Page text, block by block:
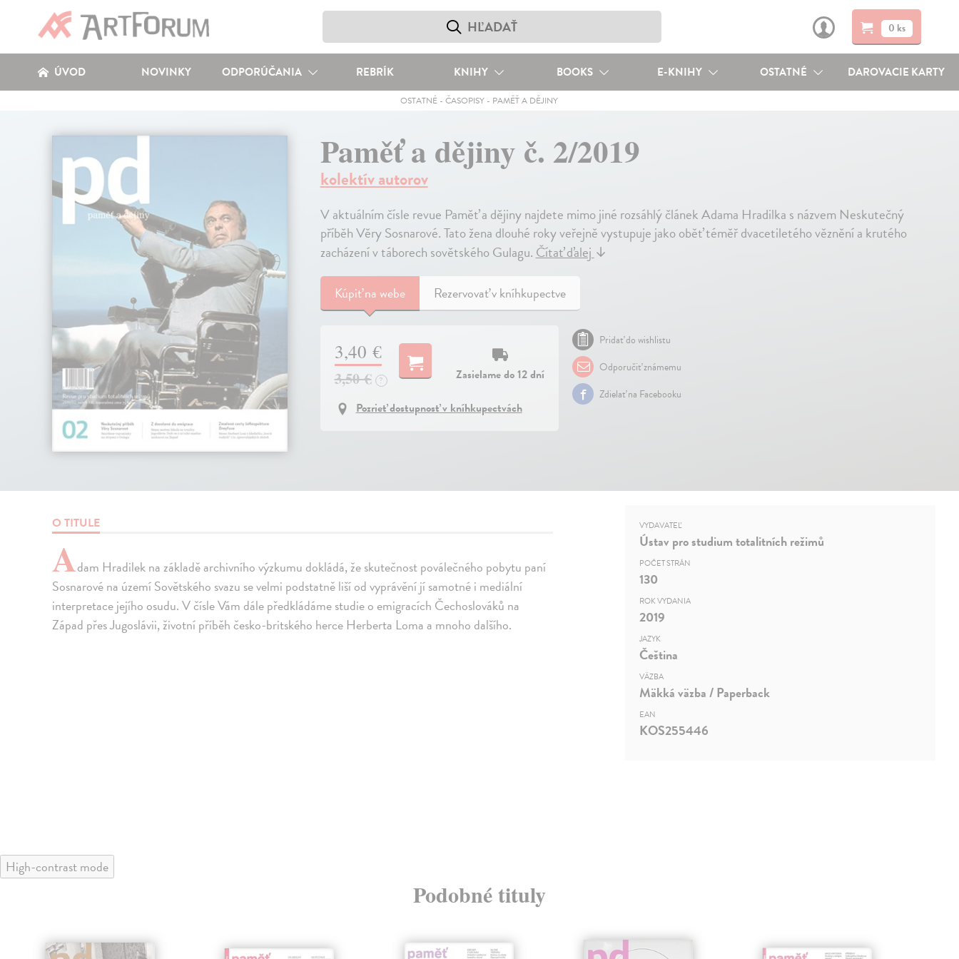
0 ks
ÚVOD NOVINKY ODPORÚČANIA REBRÍK KNIHY BOOKS E-KNIHY OSTATNÉ DAROVACIE KARTY
OSTATNÉ -ČASOPISY - PAMĚŤ A DĚJINY
Paměť a dějiny č. 2/2019
kolektív autorov
V aktuálním čísle revue Paměť a dějiny najdete mimo jiné rozsáhlý článek Adama Hradilka s názvem Neskutečný
příběh Věry Sosnarové. Tato žena dlouhé roky veřejně vystupuje jako oběť téměř dvacetiletého věznění a krutého
zacházení v táborech sovětského Gulagu.Čítať ďalej↓
Kúpiťna webe Rezervovať v kníhkupectve
3,40 €
3,50 € ?
Zasielame do 12 dní
Pozrieť dostupnosť v kníhkupectvách
Pridať do wishlistu
Odporučiť známemu
Zdielať na Facebooku
O TITULE
Adam Hradilek na základě archivního výzkumu dokládá, že skutečnost poválečného pobytu paní
Sosnarové na území Sovětského svazu se velmi podstatně liší od vyprávění jí samotné i mediální
interpretace jejího osudu. V čísle Vám dále předkládáme studie o emigracích Čechoslováků na
Západ přes Jugoslávii, životní příběh česko-britského herce Herberta Loma a mnoho dalšího.
VYDAVATEĽ
Ústav pro studium totalitních režimů
POČET STRÁN
130
ROK VYDANIA
2019
JAZYK
Čeština
VÄZBA
Mäkká väzba / Paperback
EAN
KOS255446
High-contrast mode
Podobné tituly